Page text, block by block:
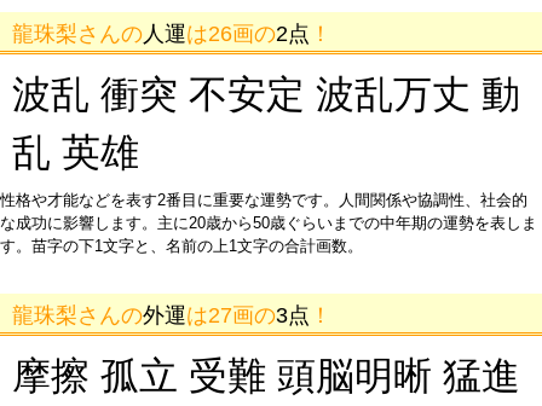
龍珠梨さんの 人運は26画の2点 ！
波乱 衝突 不安定 波乱万丈 動
乱 英雄
性格や才能などを表す2番目に重要な運勢です。人間関係や協調性、社会的
な成功に影響します。主に20歳から50歳ぐらいまでの中年期の運勢を表しま
す。苗字の下1文字と、名前の上1文字の合計画数。
龍珠梨さんの外運は27画の3点 ！
摩擦 孤立 受難 頭脳明晰 猛進